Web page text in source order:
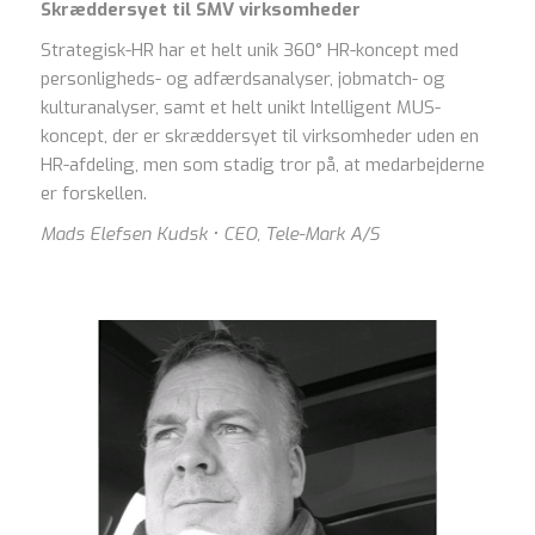
Skræddersyet til SMV virksomheder
Strategisk-HR har et helt unik 360° HR-koncept med
personligheds- og adfærdsanalyser, jobmatch- og
kulturanalyser, samt et helt unikt Intelligent MUS-
koncept, der er skræddersyet til virksomheder uden en
HR-afdeling, men som stadig tror på, at medarbejderne
er forskellen.
Mads Elefsen Kudsk • CEO, Tele-Mark A/S